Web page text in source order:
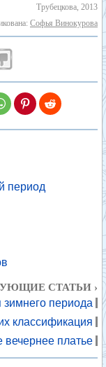
Трубецкова, 2013
Софья Винокурова
период
СТАТЬИ ›
периода
классификация
вечернее платье